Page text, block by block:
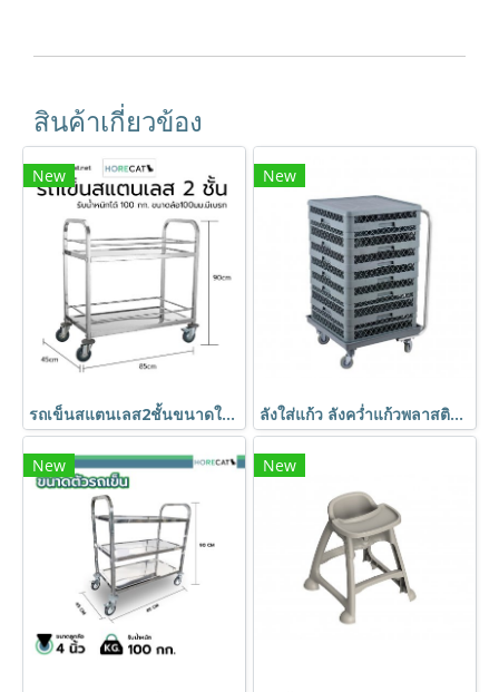
สินค้าเกี่ยวข้อง
New
รถเข็นสแตนเลส2ชั้นขนาดใหญ่ 850x450x900 มม.มีที่กั้นกันของหล่น BX-M145M HORECAT
New
ลังใส่แก้ว ลังคว่ำแก้วพลาสติก 36 ช่อง พร้อมรถเข็นใส่ลังคว่ำแก้ว เข้าเครื่องล้างแก้วได้ HORECAT
New New